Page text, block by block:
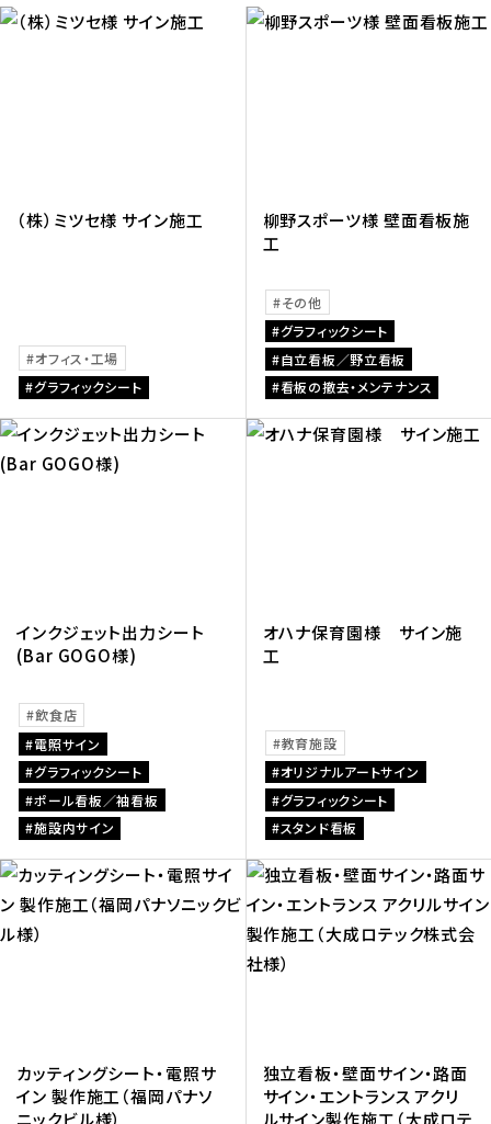
（株）ミツセ様 サイン施工
オフィス・工場
グラフィックシート
柳野スポーツ様 壁面看板施
工
その他
グラフィックシート
自立看板／野立看板
看板の撤去・メンテナンス
インクジェット出力シート
(Bar GOGO様)
飲食店
電照サイン
グラフィックシート
ポール看板／袖看板
施設内サイン
オハナ保育園様 サイン施
工
教育施設
オリジナルアートサイン
グラフィックシート
スタンド看板
カッティングシート・電照サ
イン 製作施工（福岡パナソ
ニックビル様）
独立看板・壁面サイン・路面
サイン・エントランス アクリ
ルサイン製作施工（大成ロテ